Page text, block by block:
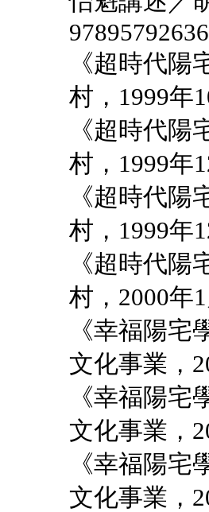
《超時代
村，1999年
《超時代
村，1999年
《超時代
村，1999年
《超時代
村，2000年
《幸福陽
文化事業，
《幸福陽
文化事業，
《幸福陽
文化事業，